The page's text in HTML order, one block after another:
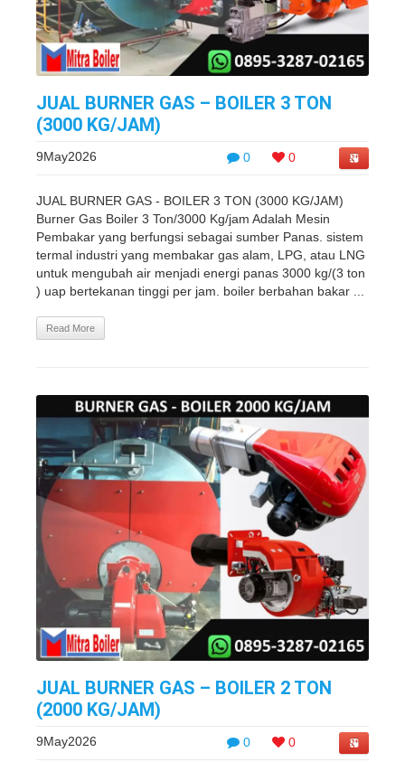
JUAL BURNER GAS – BOILER 3 TON
(3000 KG/JAM)
0 0
9May2026
JUAL BURNER GAS - BOILER 3 TON (3000 KG/JAM)
Burner Gas Boiler 3 Ton/3000 Kg/jam Adalah Mesin
Pembakar yang berfungsi sebagai sumber Panas. sistem
termal industri yang membakar gas alam, LPG, atau LNG
untuk mengubah air menjadi energi panas 3000 kg/(3 ton
) uap bertekanan tinggi per jam. boiler berbahan bakar ...
Read More
JUAL BURNER GAS – BOILER 2 TON
(2000 KG/JAM)
0 0
9May2026